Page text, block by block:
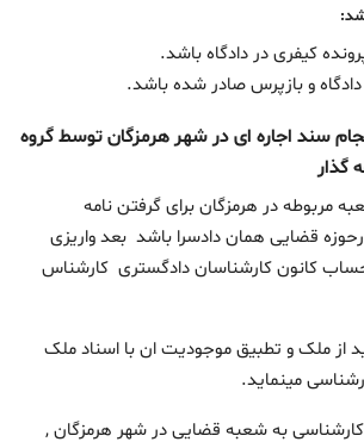
کیفری در دادگاه باشد.
و بازپرس صادر شده باشد.
سند اجاره ای در شهر هرمزگان توسط گروه
گذار
مربوطه در هرمزگان برای گرفتن نامه
قضایی همان دادسرا باشد بعد واریزی
کانون کارشناسان دادگستری کارشناس
از ملک و تطبیق موجودیت ان با اسناد ملک
مینماید.
کارشناسی به شعبه قضایی در شهر هرمزگان ,